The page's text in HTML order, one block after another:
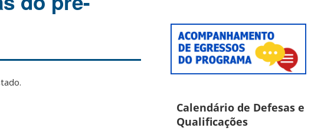
Calendário de Defesas e
Qualificações